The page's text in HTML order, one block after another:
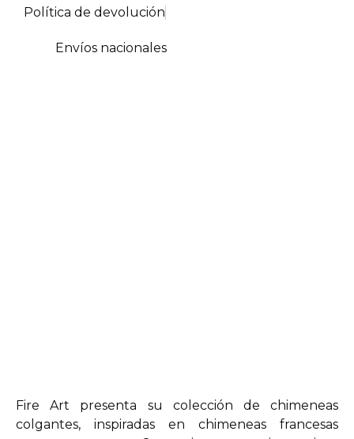
cantidad
Política de devolución
Envíos nacionales
Fire Art presenta su colección de chimeneas
colgantes, inspiradas en chimeneas francesas